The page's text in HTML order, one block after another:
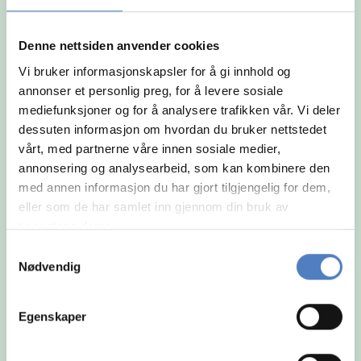
Denne nettsiden anvender cookies
Vi bruker informasjonskapsler for å gi innhold og
annonser et personlig preg, for å levere sosiale
mediefunksjoner og for å analysere trafikken vår. Vi deler
dessuten informasjon om hvordan du bruker nettstedet
vårt, med partnerne våre innen sosiale medier,
annonsering og analysearbeid, som kan kombinere den
med annen informasjon du har gjort tilgjengelig for dem,
eller som de har samlet inn gjennom din bruk av
tjenestene deres.
Nødvendig
Egenskaper
og arbeidsmåte.